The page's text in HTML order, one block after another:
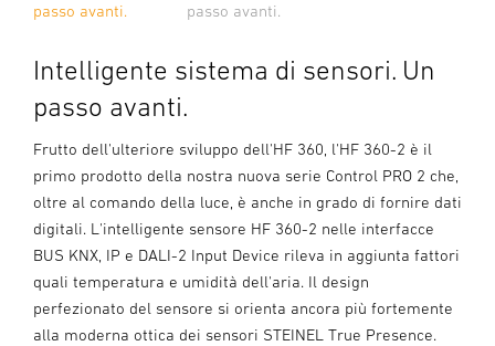
passo avanti.
passo avanti.
Intelligente sistema di sensori. Un
passo avanti.
Frutto dell'ulteriore sviluppo dell'HF 360, l'HF 360-2 è il
primo prodotto della nostra nuova serie Control PRO 2 che,
oltre al comando della luce, è anche in grado di fornire dati
digitali. L'intelligente sensore HF 360-2 nelle interfacce
BUS KNX, IP e DALI-2 Input Device rileva in aggiunta fattori
quali temperatura e umidità dell'aria. Il design
perfezionato del sensore si orienta ancora più fortemente
alla moderna ottica dei sensori STEINEL True Presence.